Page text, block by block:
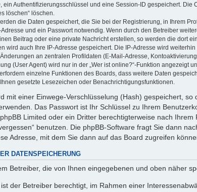
ein Authentifizierungsschlüssel und eine Session-ID gespeichert.
löschen“ löschen.
die Daten gespeichert, die Sie bei der Registrierung, in Ihrem
und ein Passwort notwendig. Wenn durch den Betreiber
Beitrag oder eine private Nachricht erstellen, so werden die dort
wird auch Ihre IP-Adresse gespeichert. Die IP-Adresse wird
an zentralen Profildaten (E-Mail-Adresse,
(User Agent) wird nur in der „Wer ist online?“-Funktion angezeigt
einzelne Funktionen des Boards, dass weitere Daten
gesetzte Lesezeichen oder Benachrichtigungsfunktionen.
mit einer Einwege-Verschlüsselung (Hash) gespeichert,
Das Passwort ist Ihr Schlüssel zu Ihrem
Limited oder ein Dritter berechtigterweise nach
benutzen. Die phpBB-Software fragt Sie dann
Adresse, mit dem Sie dann auf das Board zugreifen
DATENSPEICHERUNG
Betreiber, die von Ihnen eingegebenen und oben näher
der Betreiber berechtigt, im Rahmen einer